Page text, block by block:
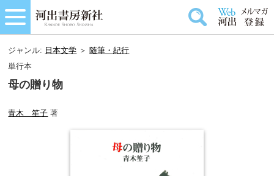
ジャンル: 日本文学 ＞ 随筆・紀行
単行本
母の贈り物
青木 笙子 著